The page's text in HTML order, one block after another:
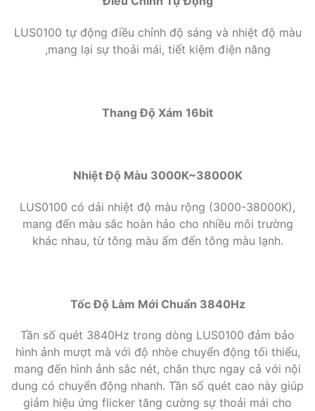
LUS0100 tự động điều chỉnh độ sáng và nhiệt độ màu
,mang lại sự thoải mái, tiết kiệm điện năng
Thang Độ Xám 16bit
Nhiệt Độ Màu 3000K~38000K
LUS0100 có dải nhiệt độ màu rộng (3000-38000K),
mang đến màu sắc hoàn hảo cho nhiều môi trường
khác nhau, từ tông màu ấm đến tông màu lạnh.
Tốc Độ Làm Mới Chuẩn 3840Hz
Tần số quét 3840Hz trong dòng LUS0100 đảm bảo
hình ảnh mượt mà với độ nhòe chuyển động tối thiểu,
mang đến hình ảnh sắc nét, chân thực ngay cả với nội
dung có chuyển động nhanh. Tần số quét cao này giúp
giảm hiệu ứng flicker tăng cường sự thoải mái cho